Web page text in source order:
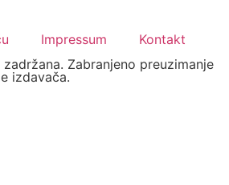
Impressum
Kontakt
Zabranjeno preuzimanje
izdavača.